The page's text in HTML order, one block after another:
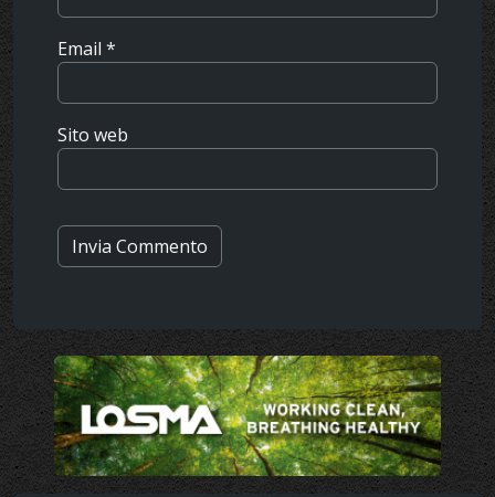
Email *
Sito web